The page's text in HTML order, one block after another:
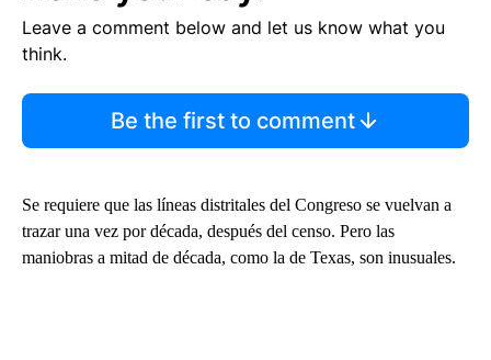
Leave a comment below and let us know what you
think.
Be the first to comment
Se requiere que las líneas distritales del Congreso se vuelvan a
trazar una vez por década, después del censo. Pero las
maniobras a mitad de década, como la de Texas, son inusuales.